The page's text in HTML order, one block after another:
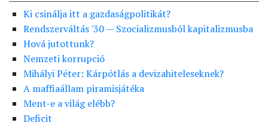
Ki csinálja itt a gazdaságpolitikát?
Rendszerváltás '30 — Szocializmusból kapitalizmusba
Hová jutottunk?
Nemzeti korrupció
Mihályi Péter: Kárpótlás a devizahiteleseknek?
A maffiaállam piramisjátéka
Ment-e a világ elébb?
Deficit